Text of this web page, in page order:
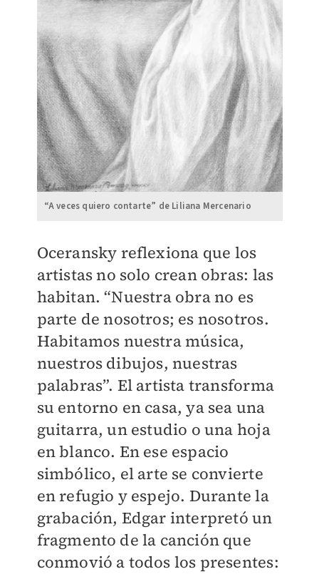
“A veces quiero contarte” de Liliana Mercenario
Oceransky reflexiona que los
artistas no solo crean obras: las
habitan. “Nuestra obra no es
parte de nosotros; es nosotros.
Habitamos nuestra música,
nuestros dibujos, nuestras
palabras”. El artista transforma
su entorno en casa, ya sea una
guitarra, un estudio o una hoja
en blanco. En ese espacio
simbólico, el arte se convierte
en refugio y espejo. Durante la
grabación, Edgar interpretó un
fragmento de la canción que
conmovió a todos los presentes: